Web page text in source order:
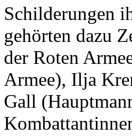
Schilderungen
gehörten dazu
der Roten
Armee), Ilja
Gall